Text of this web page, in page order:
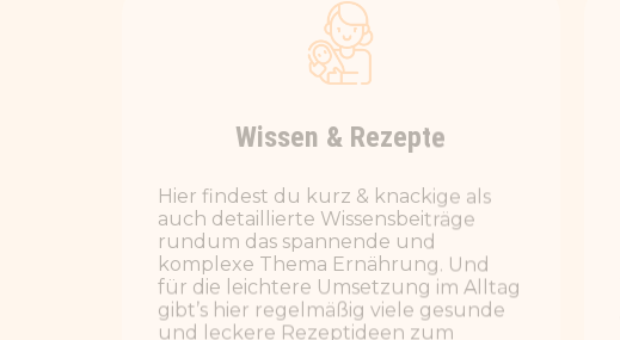
komplexe Thema Ernährung. Und
für die leichtere Umsetzung im Alltag
gibt’s hier regelmäßig viele gesunde
und leckere Rezeptideen zum
KURZBEITRÄGE UND REZEPTE
BLOG
VIDEOS
PODCAST